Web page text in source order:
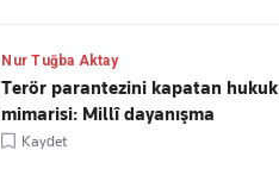
Nur Tuğba Aktay
Terör parantezini kapatan hukuk
mimarisi: Millî dayanışma
Kaydet